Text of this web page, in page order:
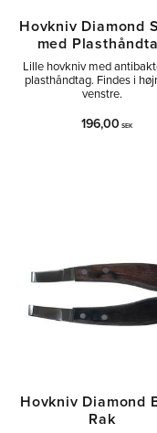
Hovkniv Diamond
med
Lille hovkniv med
plasthåndtag. Findes i
venstre.
196,00 SEK
Hovkniv Diamond
Rak